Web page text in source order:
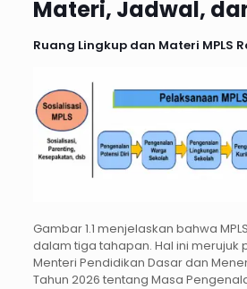
Materi, Jadwal,
Ruang Lingkup dan Materi MPLS
Gambar 1.1 menjelaskan bahwa
dalam tiga tahapan. Hal ini merujuk
Menteri Pendidikan Dasar dan
Tahun 2026 tentang Masa